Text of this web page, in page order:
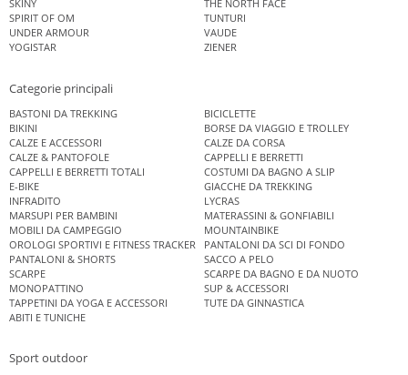
SKINY
THE NORTH FACE
SPIRIT OF OM
TUNTURI
UNDER ARMOUR
VAUDE
YOGISTAR
ZIENER
Categorie principali
BASTONI DA TREKKING
BICICLETTE
BIKINI
BORSE DA VIAGGIO E TROLLEY
CALZE E ACCESSORI
CALZE DA CORSA
CALZE & PANTOFOLE
CAPPELLI E BERRETTI
CAPPELLI E BERRETTI TOTALI
COSTUMI DA BAGNO A SLIP
E-BIKE
GIACCHE DA TREKKING
INFRADITO
LYCRAS
MARSUPI PER BAMBINI
MATERASSINI & GONFIABILI
MOBILI DA CAMPEGGIO
MOUNTAINBIKE
OROLOGI SPORTIVI E FITNESS TRACKER
PANTALONI DA SCI DI FONDO
PANTALONI & SHORTS
SACCO A PELO
SCARPE
SCARPE DA BAGNO E DA NUOTO
MONOPATTINO
SUP & ACCESSORI
TAPPETINI DA YOGA E ACCESSORI
TUTE DA GINNASTICA
ABITI E TUNICHE
Sport outdoor